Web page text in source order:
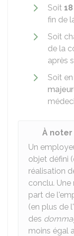
Soit
fin de
Soit
de la
après
Soit
À noter
Un
objet défini
réalisation
conclu.
part de
(en plus de
des
moins égal